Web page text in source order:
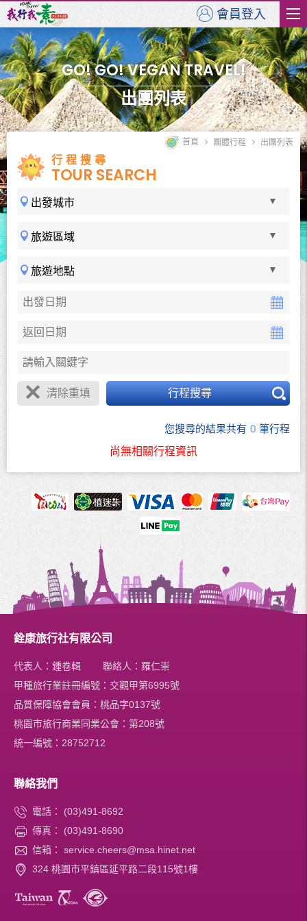
會員登入
GO! GO! VEGAN TRAVEL!
出團列表
首頁 團體行程 出團列表
行程搜尋
TOUR SEARCH
清除重填 行程搜尋
您搜尋的結果共有 0 筆行程
尚無相關行程資訊
銓康旅行社有限公司
代表人：鍾卷輯 聯絡人：羅仁崇
甲種旅行業註冊編號：交觀甲第6995號
品質保障協會會員：桃品字0137號
桃園市旅行商業同業公會：第208號
統一編號：28752712
聯絡我們
電話：
(03)491-8692
傳真：
(03)491-8690
信箱：
service.cheers@msa.hinet.net
324 桃園市平鎮區延平路二段115號1樓